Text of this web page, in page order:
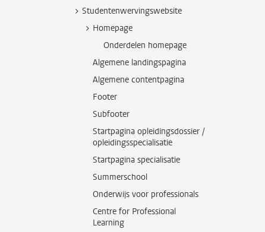
Studentenwervingswebsite
Homepage
Onderdelen homepage
Algemene landingspagina
Algemene contentpagina
Footer
Subfooter
Startpagina opleidingsdossier /
opleidingsspecialisatie
Startpagina specialisatie
Summerschool
Onderwijs voor professionals
Centre for Professional
Learning